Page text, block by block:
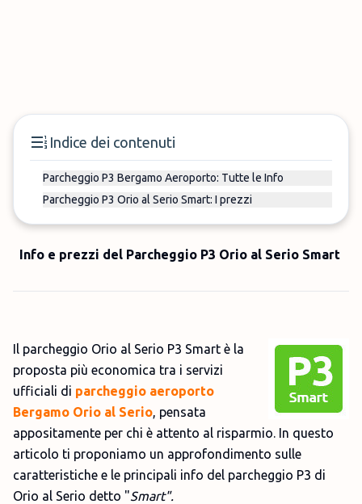
Indice dei contenuti
Parcheggio P3 Bergamo Aeroporto: Tutte le Info
Parcheggio P3 Orio al Serio Smart: I prezzi
Info e prezzi del Parcheggio P3 Orio al Serio Smart
Il parcheggio Orio al Serio P3 Smart è la
proposta più economica tra i servizi
ufficiali di parcheggio aeroporto
Bergamo Orio al Serio, pensata
appositamente per chi è attento al risparmio. In questo
articolo ti proponiamo un approfondimento sulle
caratteristiche e le principali info del parcheggio P3 di
Orio al Serio detto "Smart".